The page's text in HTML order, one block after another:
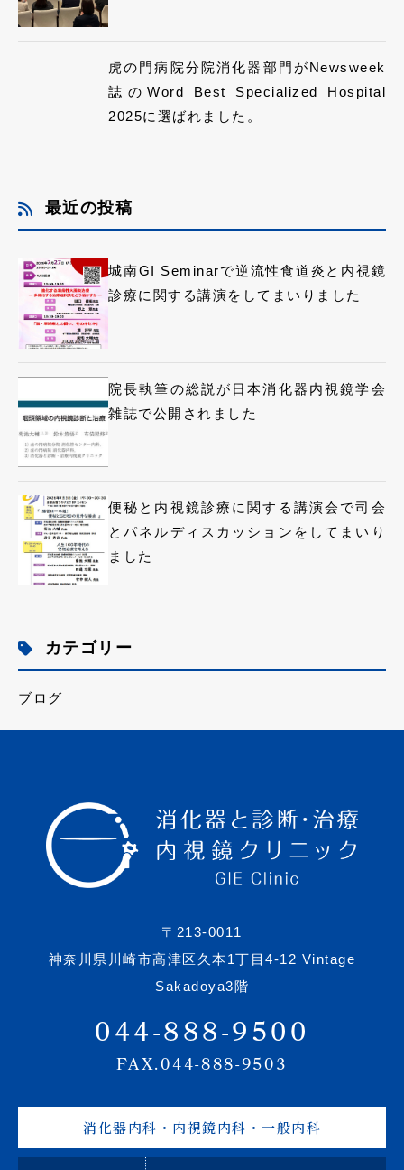
虎の門病院分院消化器部門がNewsweek
誌のWord Best Specialized Hospital
2025に選ばれました。
最近の投稿
城南GI Seminarで逆流性食道炎と内視鏡
診療に関する講演をしてまいりました
院長執筆の総説が日本消化器内視鏡学会
雑誌で公開されました
便秘と内視鏡診療に関する講演会で司会
とパネルディスカッションをしてまいり
ました
カテゴリー
ブログ
〒213-0011
神奈川県川崎市高津区久本1丁目4-12 Vintage
Sakadoya3階
044-888-9500
FAX.044-888-9503
消化器内科・内視鏡内科・一般内科